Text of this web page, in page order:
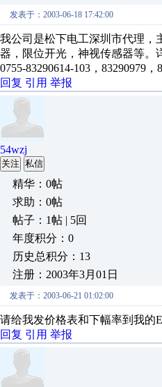
发表于：2003-06-18 17:42:00
我公司是松下电工深圳市代理，
器，限位开光，神视传感器等。
0755-83290614-103，83290979，
回复 引用 举报
54wzj
关注 私信
精华：0帖
求助：0帖
帖子：1帖 | 5回
年度积分：0
历史总积分：13
注册：2003年3月01日
发表于：2003-06-21 01:02:00
请给我发价格表和下幅率到我的
回复 引用 举报